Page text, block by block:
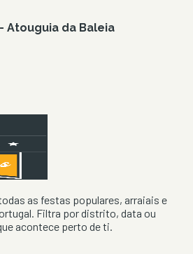
Atouguia da Baleia
as festas populares, arraiais e
Filtra por distrito, data ou
acontece perto de ti.